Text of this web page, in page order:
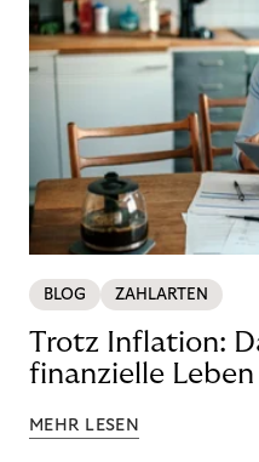
BLOG ZAHLARTEN
Trotz Inflation:
finanzielle
MEHR LESEN